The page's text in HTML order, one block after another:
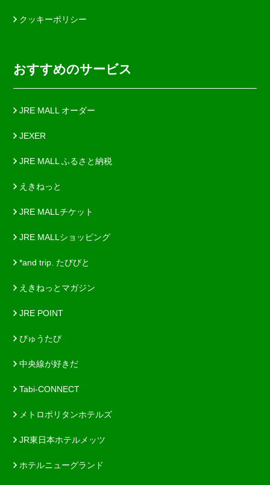
クッキーポリシー
おすすめのサービス
JRE MALL オーダー
JEXER
JRE MALL ふるさと納税
えきねっと
JRE MALLチケット
JRE MALLショッピング
*and trip. たびびと
えきねっとマガジン
JRE POINT
びゅうたび
中央線が好きだ
Tabi-CONNECT
メトロポリタンホテルズ
JR東日本ホテルメッツ
ホテルニューグランド